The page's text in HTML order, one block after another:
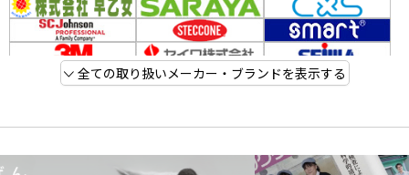
全ての取り扱いメーカー・ブランドを表示する